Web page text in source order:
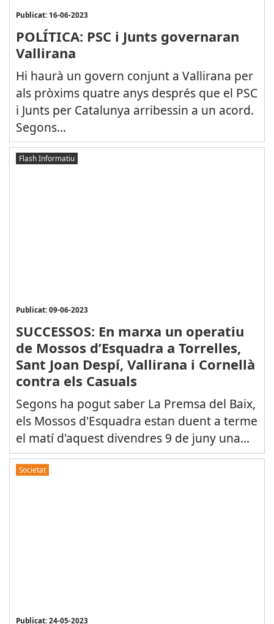
Publicat: 16-06-2023
POLÍTICA: PSC i Junts governaran
Vallirana
Hi haurà un govern conjunt a Vallirana per
als pròxims quatre anys després que el PSC
i Junts per Catalunya arribessin a un acord.
Segons...
Flash Informatiu
Publicat: 09-06-2023
SUCCESSOS: En marxa un operatiu
de Mossos d’Esquadra a Torrelles,
Sant Joan Despí, Vallirana i Cornellà
contra els Casuals
Segons ha pogut saber La Premsa del Baix,
els Mossos d'Esquadra estan duent a terme
el matí d'aquest divendres 9 de juny una...
Societat
Publicat: 24-05-2023